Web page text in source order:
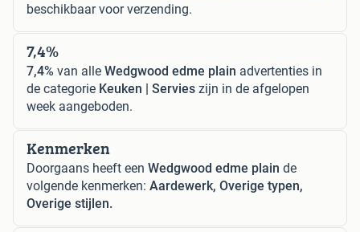
beschikbaar voor verzending.
7,4%
7,4% van alle Wedgwood edme plain advertenties in
de categorie Keuken | Servies zijn in de afgelopen
week aangeboden.
Kenmerken
Doorgaans heeft een Wedgwood edme plain de
volgende kenmerken: Aardewerk, Overige typen,
Overige stijlen.